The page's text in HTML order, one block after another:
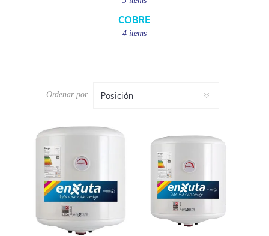
COBRE
4 items
Ordenar por